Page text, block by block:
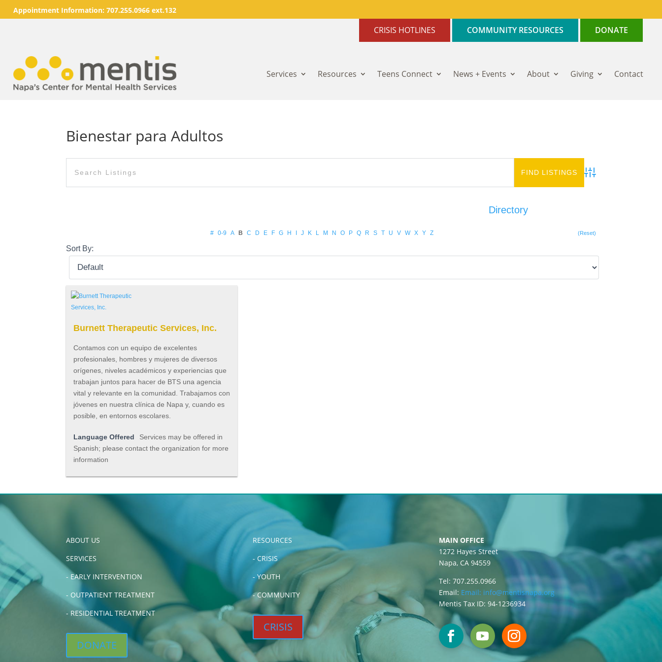
Appointment Information: 707.255.0966 ext.132
CRISIS HOTLINES COMMUNITY RESOURCES DONATE
Services Resources Teens Connect News + Events About Giving Contact
Bienestar para Adultos
Advanced Search
Directory
# 0-9 A B C D E F G H I J K L M N O P Q R S T U V W X Y Z (Reset)
Sort By:
Burnett Therapeutic Services, Inc.
Contamos con un equipo de excelentes
profesionales, hombres y mujeres de diversos
orígenes, niveles académicos y experiencias que
trabajan juntos para hacer de BTS una agencia
vital y relevante en la comunidad. Trabajamos con
jóvenes en nuestra clínica de Napa y, cuando es
posible, en entornos escolares.
Language Offered
Services may be offered in
Spanish; please contact the organization for more
information
ABOUT US
SERVICES
- EARLY INTERVENTION
- OUTPATIENT TREATMENT
- RESIDENTIAL TREATMENT
DONATE
RESOURCES
- CRISIS
- YOUTH
-COMMUNITY
CRISIS
MAIN OFFICE
1272 Hayes Street
Napa, CA 94559
Tel: 707.255.0966
Email: Email: info@mentisnapa.org
Mentis Tax ID: 94-1236934